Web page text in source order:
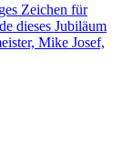
Zeichen für
dieses Jubiläum
Mike Josef,